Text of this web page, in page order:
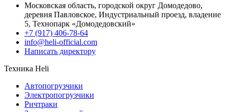
Московская область, городской округ Домодедово,
деревня Павловское, Индустриальный проезд, владение
5, Технопарк «Домодедовский»
+7 (917) 406-78-64
info@heli-official.com
Написать директору
Техника Heli
Автопогрузчики
Электропогрузчики
Ричтраки